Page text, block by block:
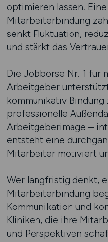
optimieren lassen.
Mitarbeiterbindung
senkt Fluktuation,
und stärkt das
Die Jobbörse Nr. 1 für
Arbeitgeber
kommunikativ Bindung
professionelle
Arbeitgeberimage –
entsteht eine
Mitarbeiter motiviert
Wer langfristig denkt,
Mitarbeiterbindung
Kommunikation und
Kliniken, die ihre
und Perspektiven